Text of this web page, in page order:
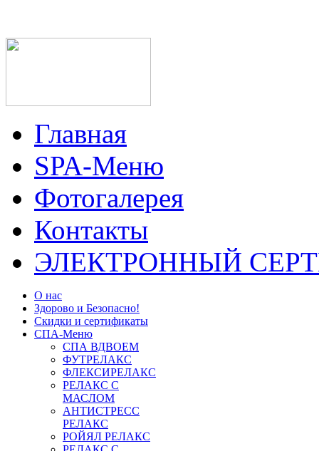
Главная
SPA-Меню
Фотогалерея
Контакты
ЭЛЕКТРОННЫЙ
О нас
Здорово и Безопасно!
Скидки и сертификаты
СПА-Меню
СПА ВДВОЕМ
ФУТРЕЛАКС
ФЛЕКСИРЕЛАКС
РЕЛАКС С
МАСЛОМ
АНТИСТРЕСС
РЕЛАКС
РОЙЯЛ РЕЛАКС